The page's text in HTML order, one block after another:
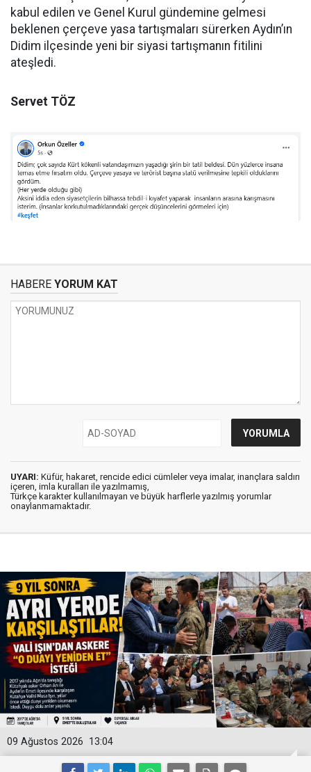
kabul edilen ve Genel Kurul gündemine gelmesi
beklenen çerçeve yasa tartışmaları sürerken Aydın’ın
Didim ilçesinde yeni bir siyasi tartışmanın fitilini
ateşledi.
Servet TÖZ
HABERE YORUM KAT
UYARI: Küfür, hakaret, rencide edici cümleler veya imalar, inançlara saldırı
içeren, imla kuralları ile yazılmamış,
Türkçe karakter kullanılmayan ve büyük harflerle yazılmış yorumlar
onaylanmamaktadır.
13:04
09 Ağustos 2026